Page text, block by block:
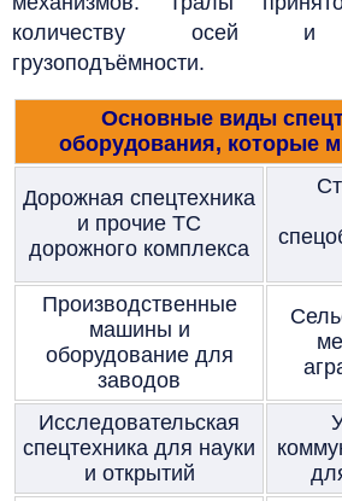
количеству осей и
грузоподъёмности.
Основные виды
оборудования, которые
Дорожная спецтехника
и прочие ТС
дорожного комплекса
Производственные
машины и
оборудование для
заводов
Исследовательская
спецтехника для науки
и открытий